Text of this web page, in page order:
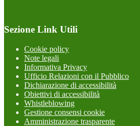
Sezione Link Utili
Cookie policy
Note legali
Informativa Privacy
Ufficio Relazioni con il Pubblico
Dichiarazione di accessibilità
Obiettivi di accessibilità
Whistleblowing
Gestione consensi cookie
Amministrazione trasparente